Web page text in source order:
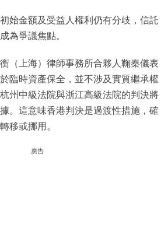
始金額及受益人權利仍有分歧，信託
為爭議焦點。
（上海）律師事務所合夥人鞠秦儀表
臨時資產保全，並不涉及實質繼承權
州中級法院與浙江高級法院的判決將
。這意味香港判決是過渡性措施，確
移或挪用。
廣告